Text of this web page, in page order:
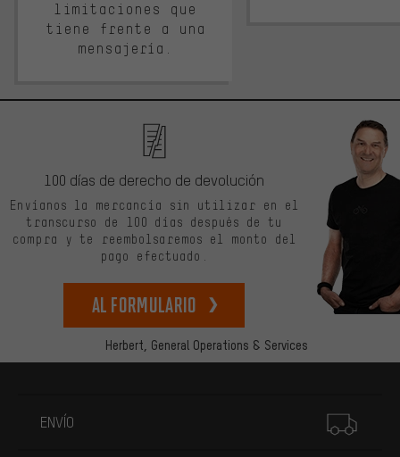
limitaciones que
tiene frente a una
mensajería.
Herbert, General Operations & Services
100 días de derecho de devolución
Envíanos la mercancía sin utilizar en el
transcurso de 100 días después de tu
compra y te reembolsaremos el monto del
pago efectuado.
Al formulario
ENVÍO